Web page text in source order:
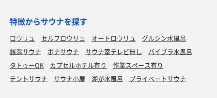
特徴からサウナを探す
ロウリュ セルフロウリュ オートロウリュ
グルシン水風呂
銭湯サウナ
ボナサウナ サウナ室テレビ無し
バイブラ水風呂
タトゥーOK
カプセルホテル有り
作業スペース有り
テントサウナ
サウナ小屋 湖が水風呂 プライベートサウナ